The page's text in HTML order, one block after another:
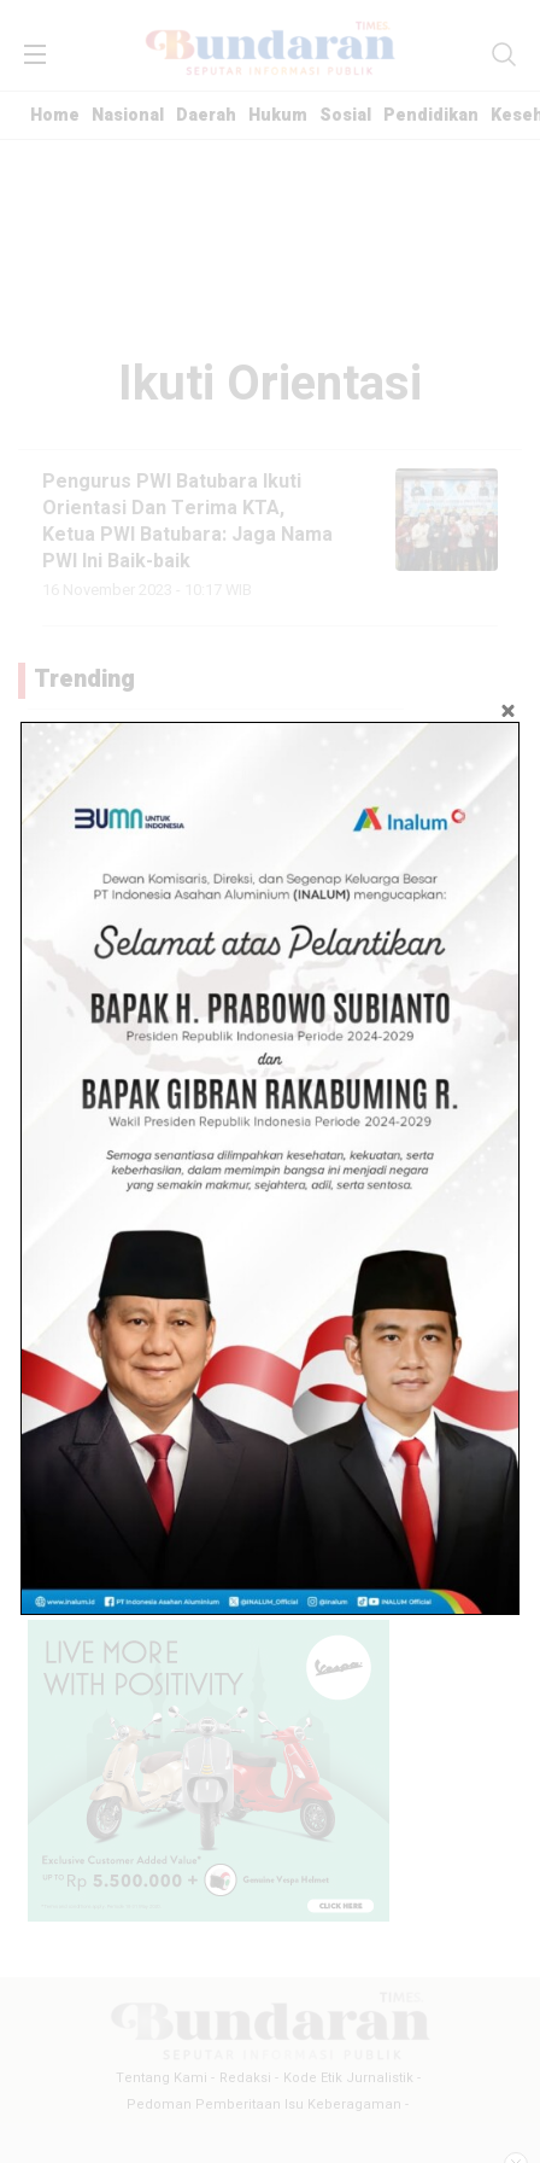
Home Nasional Daerah Hukum Sosial Pendidikan
Ikuti Orientasi
Pengurus PWI Batubara Ikuti
Orientasi Dan Terima KTA,
Ketua PWI Batubara: Jaga Nama
PWI Ini Baik-baik
Trending
Gawat! Tuduh Tetangga Pakai
Pesugihan, Oknum NW PNS
Guru SDN Air Batu Resmi di
Laporkan
Wanita Berambut Pirang Coba-
coba Maling ditoko Mas
Tanjung Tiram, Eh Ternyata
4.1k views
Diduga Stres Terlilit Hutang,
Wanita di Batu Bara Gantung Diri
Dengan Kain Gorden
Puluh: Anak KKN Jadi Korban
Kecelakaan Maut
1.8k views
Polisi Tangkap Pria Asal Desa
Pahlawan, ini penyebabnya!
1.1k views
Oky Iqbal Diganti, Prabowo
Tunjuk Syafrizal Pimpin
Gerindra Batu Bara
Tentang Kami Redaksi
Kode Etik Jurnalistik
Pedoman Pemberitaan Isu Keberagaman